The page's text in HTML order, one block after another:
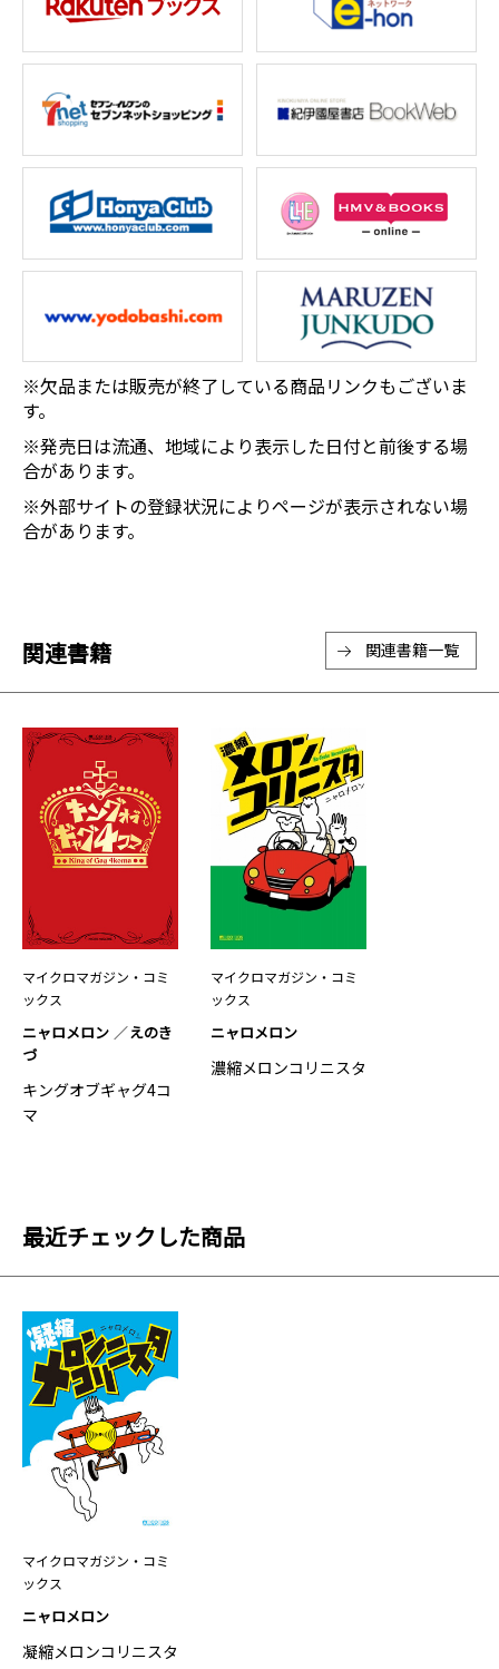
※欠品または販売が終了している商品リンクもございま
す。
※発売日は流通、地域により表示した日付と前後する場
合があります。
※外部サイトの登録状況によりページが表示されない場
合があります。
関連書籍 関連書籍一覧
マイクロマガジン・コミ
ックス
ニャロメロン
えのき
づ
キングオブギャグ4コ
マ
マイクロマガジン・コミ
ックス
ニャロメロン
濃縮メロンコリニスタ
最近チェックした商品
マイクロマガジン・コミ
ックス
ニャロメロン
凝縮メロンコリニスタ